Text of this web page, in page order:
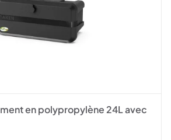
en polypropylène 24L avec